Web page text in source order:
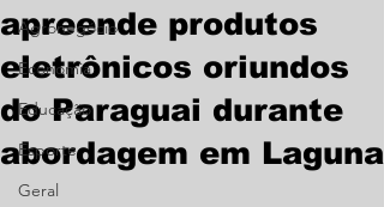
Agronegócio
Economia
Educação
Esporte
Geral
apreende produtos
eletrônicos oriundos
do Paraguai durante
abordagem em Laguna